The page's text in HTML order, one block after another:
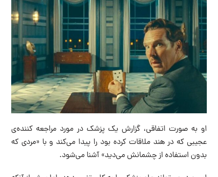
او به صورت اتفاقی، گزارش یک‌ پزشک در مورد مراجعه کننده‌ی
عجیبی که در هند ملاقات کرده بود را پیدا می‌کند و با «مردی که
بدون استفاده از چشمانش می‌دید» آشنا می‌شود.